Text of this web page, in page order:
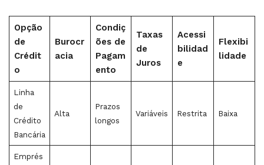
Opção
de
Crédit
o
Burocr
acia
Condiç
ões de
Pagam
ento
Taxas
de
Juros
Acessi
bilidad
e
Flexibi
lidade
Linha
de
Crédito
Bancária
Alta
Prazos
longos
Variáveis Restrita Baixa
Emprés